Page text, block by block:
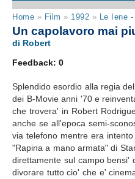
Home » Film » 1992 » Le Iene
Un capolavoro mai
di Robert
Feedback: 0
Splendido esordio alla regia
dei B-Movie anni '70 e
che trovera' in Robert
anche se all'epoca semi-
via telefono mentre era
"Rapina a mano armata" di
direttamente sul campo bensi'
divorare tutto cio' che e'